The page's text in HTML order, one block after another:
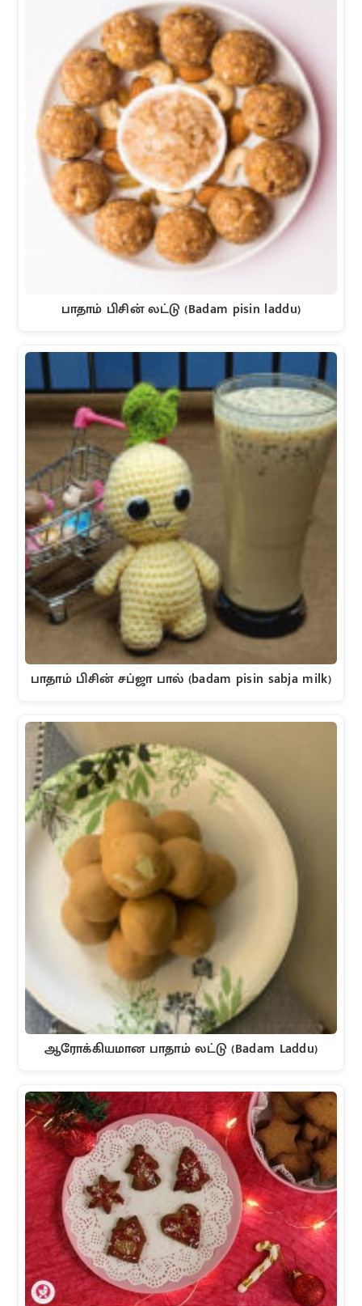
பாதாம் பிசின் லட்டு (Badam pisin laddu)
பாதாம் பிசின் சப்ஜா பால் (badam pisin sabja milk)
ஆரோக்கியமான பாதாம் லட்டு (Badam Laddu)